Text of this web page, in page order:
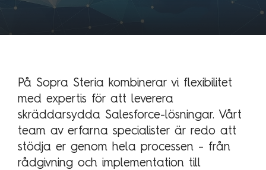
Technology Management
Energi
Hälsa & sjukvård
Telekom & media
Industri
Försvar & säkerhet
Schweiz
Spanien
Storbritannien
Tyskland
Österrike
På Sopra Steria kombinerar vi flexibilitet
med expertis för att leverera
skräddarsydda Salesforce-lösningar. Vårt
team av erfarna specialister är redo att
stödja er genom hela processen – från
rådgivning och implementation till